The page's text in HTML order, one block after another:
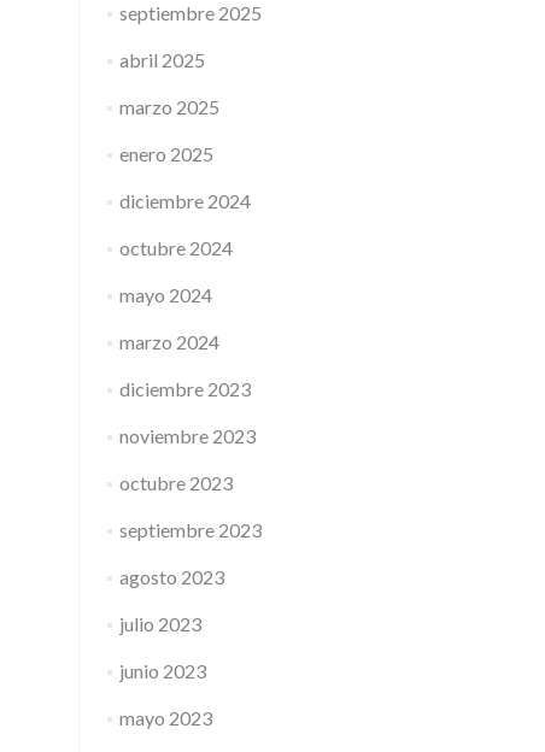
septiembre 2025
abril 2025
marzo 2025
enero 2025
diciembre 2024
octubre 2024
mayo 2024
marzo 2024
diciembre 2023
noviembre 2023
octubre 2023
septiembre 2023
agosto 2023
julio 2023
junio 2023
mayo 2023